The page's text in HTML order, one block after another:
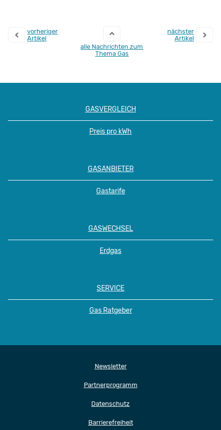
vorheriger
Artikel
alle Nachrichten zum
Thema Gas
nächster
Artikel
GASVERGLEICH
Preis pro kWh
GASANBIETER
Gastarife
GASWECHSEL
Erdgas
SERVICE
Gas Ratgeber
Newsletter
Partnerprogramm
Datenschutz
Barrierefreiheit